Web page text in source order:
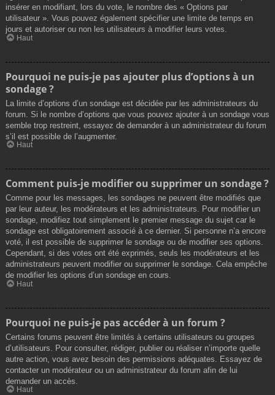
insérer en modifiant, lors du vote, le nombre des « Options par
utilisateur ». Vous pouvez également spécifier une limite de temps en
jours et autoriser ou non les utilisateurs à modifier leurs votes.
Haut
Pourquoi ne puis-je pas ajouter plus d’options à un
sondage ?
La limite d’options d’un sondage est décidée par les administrateurs du
forum. Si le nombre d’options que vous pouvez ajouter à un sondage vous
semble trop restreint, essayez de demander à un administrateur du forum
s’il est possible de l’augmenter.
Haut
Comment puis-je modifier ou supprimer un sondage ?
Comme pour les messages, les sondages ne peuvent être modifiés que
par leur auteur, les modérateurs et les administrateurs. Pour modifier un
sondage, modifiez tout simplement le premier message du sujet car le
sondage est obligatoirement associé à ce dernier. Si personne n’a encore
voté, il est possible de supprimer le sondage ou de modifier ses options.
Cependant, si des votes ont été exprimés, seuls les modérateurs et les
administrateurs peuvent modifier ou supprimer le sondage. Cela empêche
de modifier les options d’un sondage en cours.
Haut
Pourquoi ne puis-je pas accéder à un forum ?
Certains forums peuvent être limités à certains utilisateurs ou groupes
d’utilisateurs. Pour consulter, rédiger, publier ou réaliser n’importe quelle
autre action, vous avez besoin des permissions adéquates. Essayez de
contacter un modérateur ou un administrateur du forum afin de lui
demander un accès.
Haut